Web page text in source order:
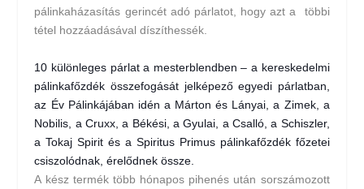
pálinkaházasítás gerincét adó párlatot, hogy azt a többi
tétel hozzáadásával díszíthessék.
10 különleges párlata mesterblendben – a kereskedelmi
pálinkafőzdék összefogását jelképező egyedi párlatban,
az Év Pálinkájában idén a Márton és Lányai , a Zimek, a
Nobilis , aCruxx , a Békési, aGyulai , a Csalló, a Schiszler,
aTokaj Spirit és a Spiritus Primuspálinkafőzdék főzetei
csiszolódnak, érelődnek össze.
A kész termék több hónapos pihenés után sorszámozott